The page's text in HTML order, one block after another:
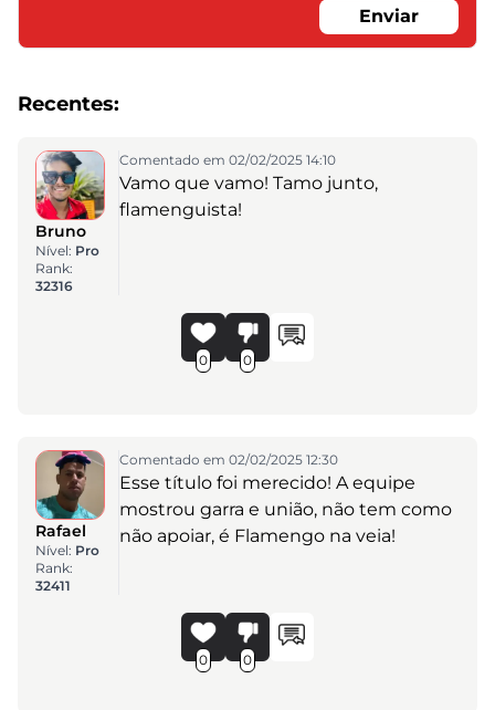
Enviar
Recentes:
Bruno
Nível: Pro
Rank:
32316
Comentado em 02/02/2025 14:10
Vamo que vamo! Tamo junto,
flamenguista!
0 0
Rafael
Nível: Pro
Rank:
32411
Comentado em 02/02/2025 12:30
Esse título foi merecido! A equipe
mostrou garra e união, não tem como
não apoiar, é Flamengo na veia!
0 0